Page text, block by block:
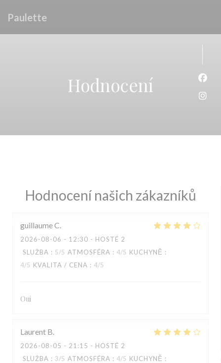
Paulette
Hodnocení
Hodnocení našich zákazníků
guillaumeC
2026-08-06 - 12:30 - HOSTÉ 2
SLUŽBA : 5/5 ATMOSFÉRA : 4/5 KUCHYNĚ :
4/5 KVALITA / CENA : 4/5
Oui
Laurent B
2026-08-05 - 21:15 - HOSTÉ 2
SLUŽBA : 3/5 ATMOSFÉRA : 4/5 KUCHYNĚ :